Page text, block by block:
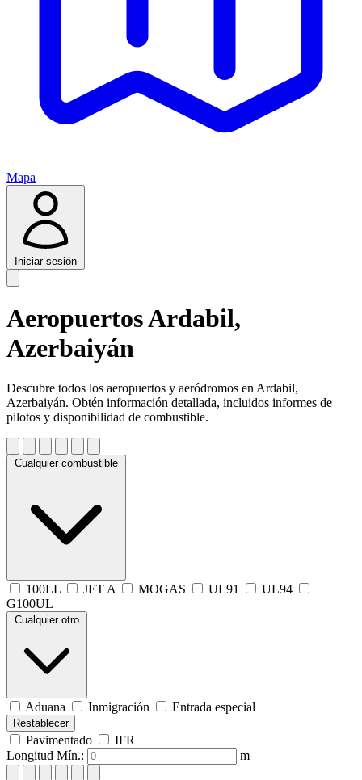
Mapa
Iniciar sesión
Aeropuertos Ardabil,
Azerbaiyán
Descubre todos los aeropuertos y aeródromos en Ardabil,
Azerbaiyán. Obtén información detallada, incluidos informes de
pilotos y disponibilidad de combustible.
Cualquier combustible
100LL JET A MOGAS UL91
UL94
G100UL
Cualquier otro
Aduana Inmigración Entrada especial
Restablecer
Pavimentado
IFR
Longitud Mín.:
m